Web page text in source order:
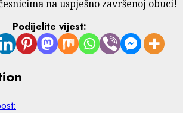
na uspješno završenoj obuci!
Podijelite vijest: